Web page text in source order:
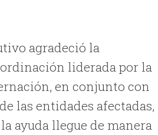
agradeció la
liderada por la
en conjunto con
las entidades afectadas,
ayuda llegue de manera